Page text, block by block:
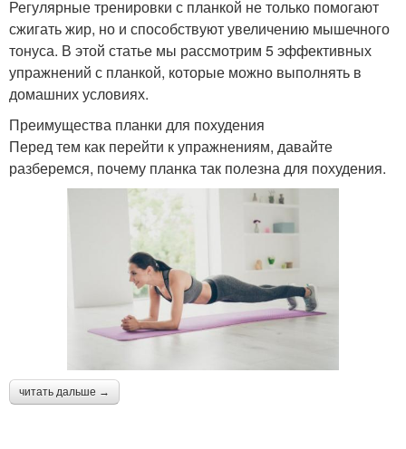
Регулярные тренировки с планкой не только помогают
сжигать жир, но и способствуют увеличению мышечного
тонуса. В этой статье мы рассмотрим 5 эффективных
упражнений с планкой, которые можно выполнять в
домашних условиях.
Преимущества планки для похудения
Перед тем как перейти к упражнениям, давайте
разберемся, почему планка так полезна для похудения.
читать дальше →